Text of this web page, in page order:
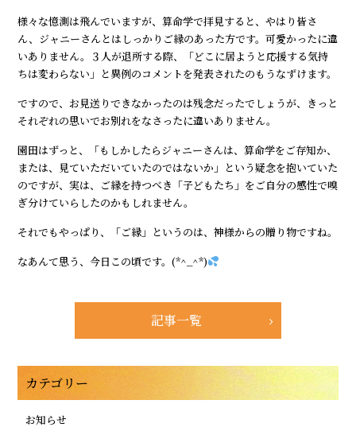
様々な憶測は飛んでいますが、算命学で拝見すると、やはり皆さ
ん、ジャニーさんとはしっかりご縁のあった方です。可愛かったに違
いありません。３人が退所する際、「どこに居ようと応援する気持
ちは変わらない」と異例のコメントを発表されたのもうなずけます。
ですので、お見送りできなかったのは残念だったでしょうが、きっと
それぞれの思いでお別れをなさったに違いありません。
園田はずっと、「もしかしたらジャニーさんは、算命学をご存知か、
または、見ていただいていたのではないか」という疑念を抱いていた
のですが、実は、ご縁を持つべき「子どもたち」をご自分の感性で嗅
ぎ分けていらしたのかもしれません。
それでもやっぱり、「ご縁」というのは、神様からの贈り物ですね。
なあんて思う、今日この頃です。(*^_^*)
記事一覧
カテゴリー
お知らせ